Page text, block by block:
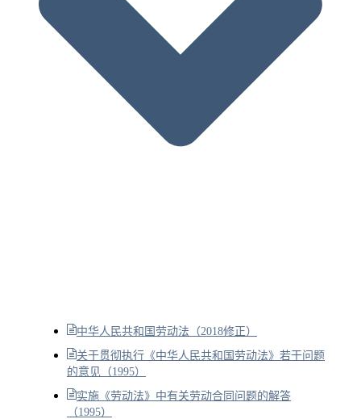
中华人民共和国劳动法（2018修正）
关于贯彻执行《中华人民共和国劳动法》若干问题
的意见（1995）
实施《劳动法》中有关劳动合同问题的解答
（1995）